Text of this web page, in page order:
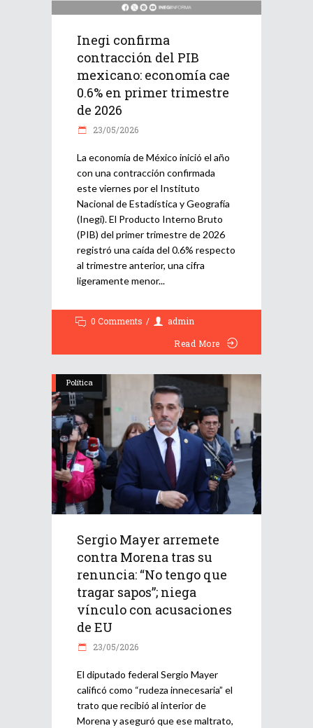
Inegi confirma
contracción del PIB
mexicano: economía cae
0.6% en primer trimestre
de 2026
23/05/2026
La economía de México inició el año
con una contracción confirmada
este viernes por el Instituto
Nacional de Estadística y Geografía
(Inegi). El Producto Interno Bruto
(PIB) del primer trimestre de 2026
registró una caída del 0.6% respecto
al trimestre anterior, una cifra
ligeramente menor
0 Comments
admin
Read More
Política
Sergio Mayer arremete
contra Morena tras su
renuncia: “No tengo que
tragar sapos”; niega
vínculo con acusaciones
de EU
23/05/2026
El diputado federal Sergio Mayer
calificó como “rudeza innecesaria” el
trato que recibió al interior de
Morena y aseguró que ese maltrato,